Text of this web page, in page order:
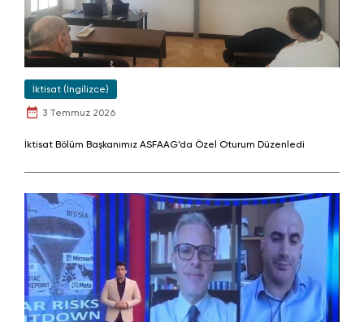
İktisat (İngilizce)
3 Temmuz 2026
İktisat Bölüm Başkanımız ASFAAG’da Özel Oturum Düzenledi